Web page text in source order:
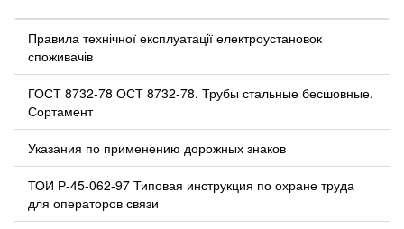
Правила технічної експлуатації електроустановок
споживачів
ГОСТ 8732-78 ОСТ 8732-78. Трубы стальные бесшовные.
Сортамент
Указания по применению дорожных знаков
ТОИ Р-45-062-97 Типовая инструкция по охране труда
для операторов связи